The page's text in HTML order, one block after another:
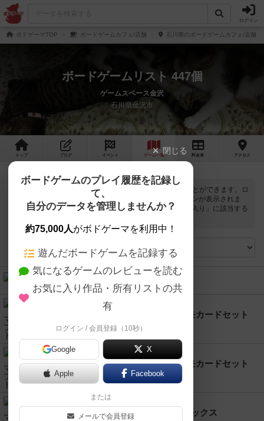
ログイン
ボドゲーマTOP ボードゲームカフェ/店舗 石川県のボードゲームカフェ/店舗
ボードゲームリスト 447個
ゲームスペース金沢
石川県金沢市
トップ ブログ イベント ゲーム一覧 料金 表 アクセス
ゲームスペース金沢では447
個のボードゲームで遊ぶことができます。ロ
グインすると自分のマイボードゲームに登録できるボタンが表示されま
す。また、マイボードゲームの「興味あり」と「お気に入り」に該当する
アーク・ノヴァ
1人～4人 90分～150分 14歳～ 2021年～
テラフォーミングマーズ 動乱 プロモカードセット
1人～5人 120分前後 12歳～
テラフォーミングマーズ 標準 プロモカードセット
1人～5人 12歳～ 2016年～
テラフォーミングマーズ：ビッグボックス
閉じる
ボードゲームのプレイ履歴を記録し
て、
自分のデータを管理しませんか？
約75,000人がボドゲーマを利用中！
遊んだボードゲームを記録する
気になるゲームのレビューを読む
お気に入り作品・所有リストの共
有
ログイン / 会員登録（10秒）
Google X
Apple Facebook
または
メールで会員登録